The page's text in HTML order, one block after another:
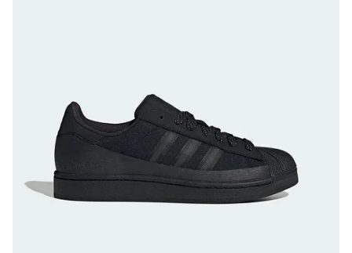
防水鞋推薦 10. PUMA Voyage NITRO™ 4
GORE-TEX：氮氣中底注入，回彈與防滑兼具的
全天候越野跑鞋
防水鞋推薦 11. On Cloudhorizon 2 WP：腳
感軟彈、搭載 Missiongrip™ 的防水輕越野鞋